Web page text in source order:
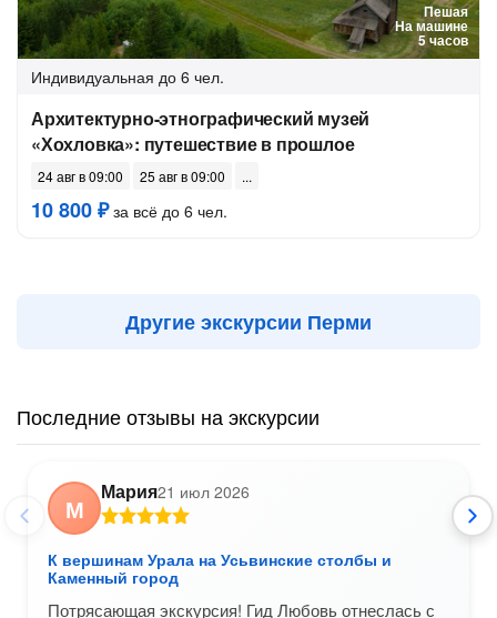
Пешая
На машине
5 часов
Индивидуальная до 6 чел.
Архитектурно-этнографический музей
«Хохловка»: путешествие в прошлое
24 авг в 09:00 25 авг в 09:00
10 800 ₽за всё до 6 чел.
Другие экскурсии Перми
Последние отзывы на экскурсии
М
Мария21 июл 2026
К вершинам Урала на Усьвинские столбы и
Каменный город
Потрясающая экскурсия! Гид Любовь отнеслась с